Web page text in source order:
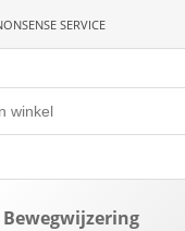
SERVICE
Bewegwijzering